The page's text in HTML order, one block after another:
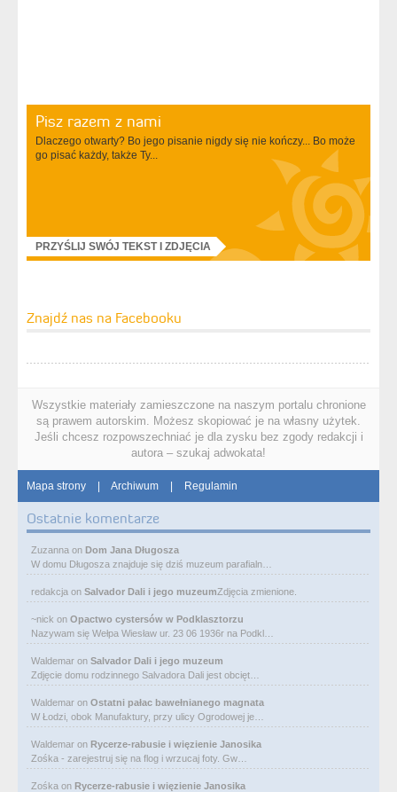
Pisz razem z nami
Dlaczego otwarty? Bo jego pisanie nigdy się nie kończy... Bo może
go pisać każdy, także Ty...
PRZYŚLIJ SWÓJ TEKST I ZDJĘCIA
Znajdź nas na Facebooku
Wszystkie materiały zamieszczone na naszym portalu chronione
są prawem autorskim. Możesz skopiować je na własny użytek.
Jeśli chcesz rozpowszechniać je dla zysku bez zgody redakcji i
autora – szukaj adwokata!
Mapa strony | Archiwum | Regulamin
Ostatnie komentarze
Zuzanna on Dom Jana Długosza
W domu Długosza znajduje się dziś muzeum parafialn…
redakcja on Salvador Dali i jego muzeumZdjęcia zmienione.
~nick on Opactwo cystersów w Podklasztorzu
Nazywam się Wełpa Wiesław ur. 23 06 1936r na Podkl…
Waldemar on Salvador Dali i jego muzeum
Zdjęcie domu rodzinnego Salvadora Dali jest obcięt…
Waldemar on Ostatni pałac bawełnianego magnata
W Łodzi, obok Manufaktury, przy ulicy Ogrodowej je…
Waldemar on Rycerze-rabusie i więzienie Janosika
Zośka - zarejestruj się na flog i wrzucaj foty. Gw…
Zośka on Rycerze-rabusie i więzienie Janosika